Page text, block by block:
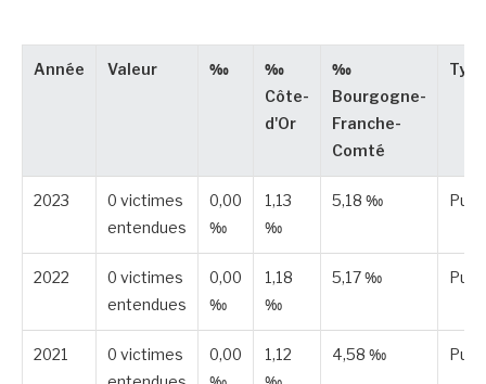
Année Valeur ‰
‰
Côte-
d'Or
‰
Bourgogne-
Franche-
Comté
Type
2023
0 victimes
entendues
0,00
‰
1,13
‰
5,18 ‰
2022
0 victimes
entendues
0,00
‰
1,18
‰
5,17 ‰
2021
0 victimes
0,00
1,12
4,58 ‰